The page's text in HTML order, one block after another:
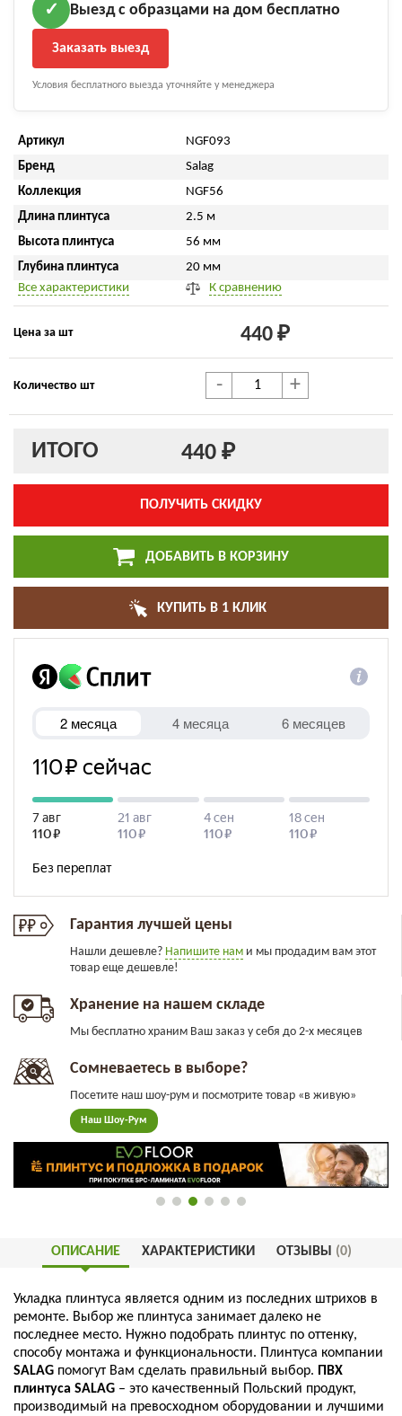
✓ Выезд с образцами на дом бесплатно
Заказать выезд
Условия бесплатного выезда уточняйте у менеджера
Артикул
NGF093
Бренд
Salag
Коллекция
NGF56
Длина плинтуса
2.5 м
Высота плинтуса
56 мм
Глубина плинтуса
20 мм
Все характеристики
К сравнению
Цена за шт 440 ₽
Количество шт - +
ИТОГО 440 ₽
ПОЛУЧИТЬ СКИДКУ
ДОБАВИТЬ В КОРЗИНУ
КУПИТЬ В 1 КЛИК
Гарантия лучшей цены
Нашли дешевле? Напишите нам и мы продадим вам этот
товар еще дешевле!
Хранение на нашем складе
Мы бесплатно храним Ваш заказ у себя до 2-х месяцев
Сомневаетесь в выборе?
Посетите наш шоу-рум и посмотрите товар «в живую»
Наш Шоу-Рум
ОПИСАНИЕ ХАРАКТЕРИСТИКИ ОТЗЫВЫ (0)
Укладка плинтуса является одним из последних штрихов в
ремонте. Выбор же плинтуса занимает далеко не
последнее место. Нужно подобрать плинтус по оттенку,
способу монтажа и функциональности. Плинтуса компании
SALAG помогут Вам сделать правильный выбор. ПВХ
плинтуса SALAG – это качественный Польский продукт,
производимый на превосходном оборудовании и лучшими